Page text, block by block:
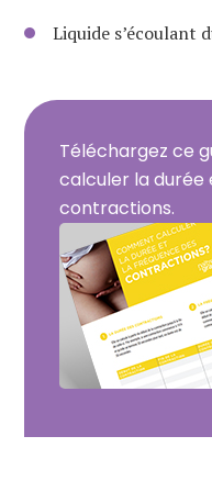
Liquide s’écoulant
Téléchargez ce
calculer la durée
contractions.